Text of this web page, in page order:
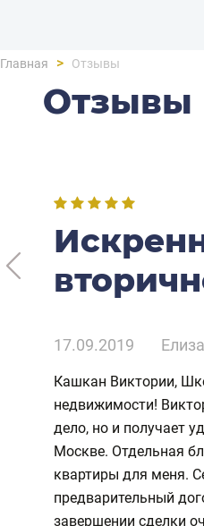
Главная > Отзывы
Отзывы
17.09.2019
Кашкан Виктории,
недвижимости!
дело, но и получает
Москве. Отдельная
квартиры для меня.
предварительный
завершении сделки